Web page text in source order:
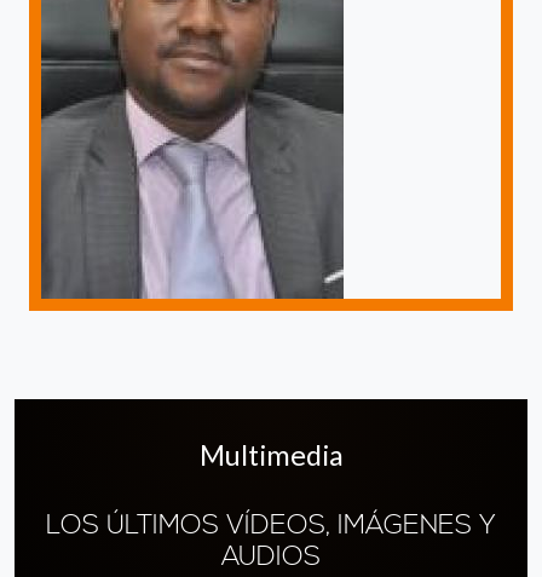
Multimedia
LOS ÚLTIMOS VÍDEOS, IMÁGENES Y
AUDIOS